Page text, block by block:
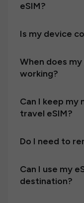
eSIM?
Is my device
When does
working?
Can I keep my
travel eSIM?
Do I need to
Can I use my
destination?